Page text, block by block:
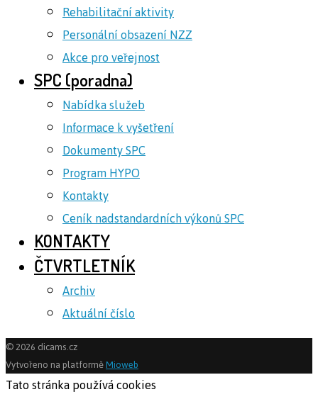
Rehabilitační aktivity
Personální obsazení NZZ
Akce pro veřejnost
SPC (poradna)
Nabídka služeb
Informace k vyšetření
Dokumenty SPC
Program HYPO
Kontakty
Ceník nadstandardních výkonů SPC
KONTAKTY
ČTVRTLETNÍK
Archiv
Aktuální číslo
© 2026 dicams.cz
Vytvořeno na platforměMioweb
Tato stránka používá cookies